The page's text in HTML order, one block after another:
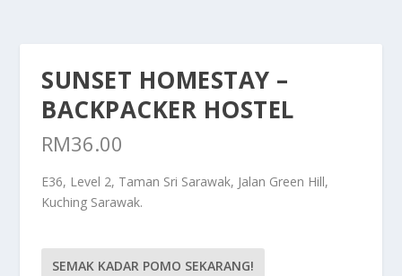
SUNSET HOMESTAY –
BACKPACKER HOSTEL
RM36.00
E36, Level 2, Taman Sri Sarawak, Jalan Green Hill,
Kuching Sarawak.
SEMAK KADAR POMO SEKARANG!